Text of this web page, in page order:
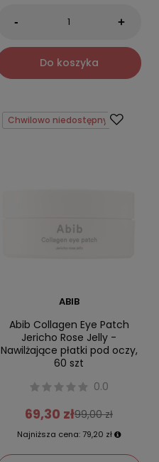
- +
Do koszyka
Chwilowo niedostępny
ABIB
Abib Collagen Eye Patch
Jericho Rose Jelly -
Nawilżające płatki pod oczy,
60 szt
0.0
69,30 zł99,00 zł
Najniższa cena: 79,20 zł